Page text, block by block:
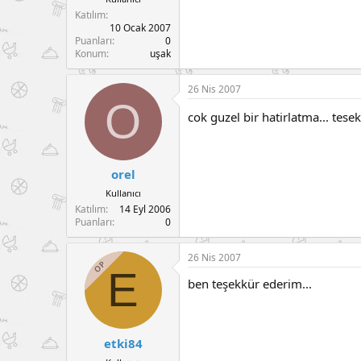
Katılım
10 Ocak 2007
Puanları
0
Konum
uşak
O
orel
Kullanıcı
Katılım
14 Eyl 2006
Puanları
0
26 Nis 2007
cok guzel bir hatirlatma...
OPE
etki84
26 Nis 2007
ben teşekkür ederim...